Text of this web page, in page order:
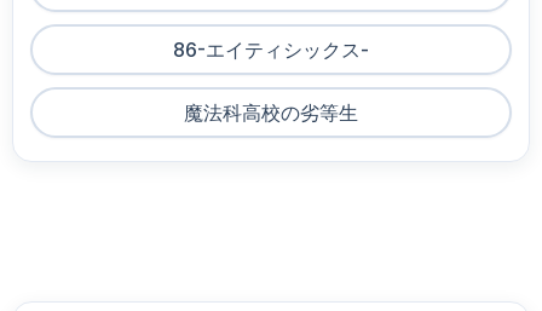
86-エイティシックス-
魔法科高校の劣等生